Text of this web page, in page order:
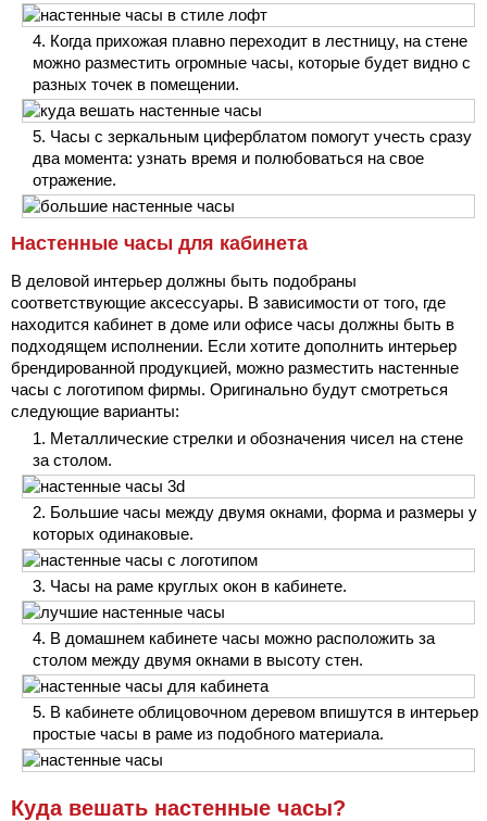
Когда прихожая плавно переходит в лестницу, на стене
можно разместить огромные часы, которые будет видно с
разных точек в помещении.
Часы с зеркальным циферблатом помогут учесть сразу
два момента: узнать время и полюбоваться на свое
отражение.
Настенные часы для кабинета
В деловой интерьер должны быть подобраны
соответствующие аксессуары. В зависимости от того, где
находится кабинет в доме или офисе часы должны быть в
подходящем исполнении. Если хотите дополнить интерьер
брендированной продукцией, можно разместить настенные
часы с логотипом фирмы. Оригинально будут смотреться
следующие варианты:
Металлические стрелки и обозначения чисел на стене
за столом.
Большие часы между двумя окнами, форма и размеры у
которых одинаковые.
Часы на раме круглых окон в кабинете.
В домашнем кабинете часы можно расположить за
столом между двумя окнами в высоту стен.
В кабинете облицовочном деревом впишутся в интерьер
простые часы в раме из подобного материала.
Куда вешать настенные часы?